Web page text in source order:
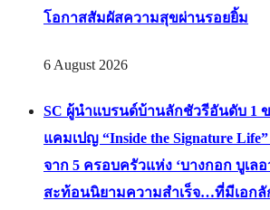
โอกาสสัมผัสความสุขผ่านรอยยิ้ม
6 August 2026
SC ผู้นำแบรนด์บ้านลักชัวรีอันดับ 1
แคมเปญ “Inside the Signature
จาก 5 ครอบครัวแห่ง ‘บางกอก บูเลอ
สะท้อนนิยามความสำเร็จ…ที่มีเอก